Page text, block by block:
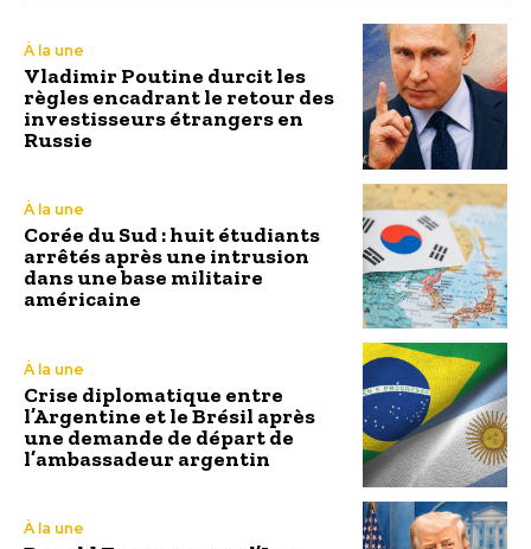
À la une
Vladimir Poutine durcit les
règles encadrant le retour des
investisseurs étrangers en
Russie
À la une
Corée du Sud : huit étudiants
arrêtés après une intrusion
dans une base militaire
américaine
À la une
Crise diplomatique entre
l’Argentine et le Brésil après
une demande de départ de
l’ambassadeur argentin
À la une